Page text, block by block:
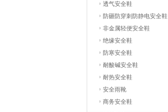
透气安全鞋
防砸防穿刺防静电安全鞋
非金属轻便安全鞋
绝缘安全鞋
防寒安全鞋
耐酸碱安全鞋
耐热安全鞋
安全雨靴
商务安全鞋